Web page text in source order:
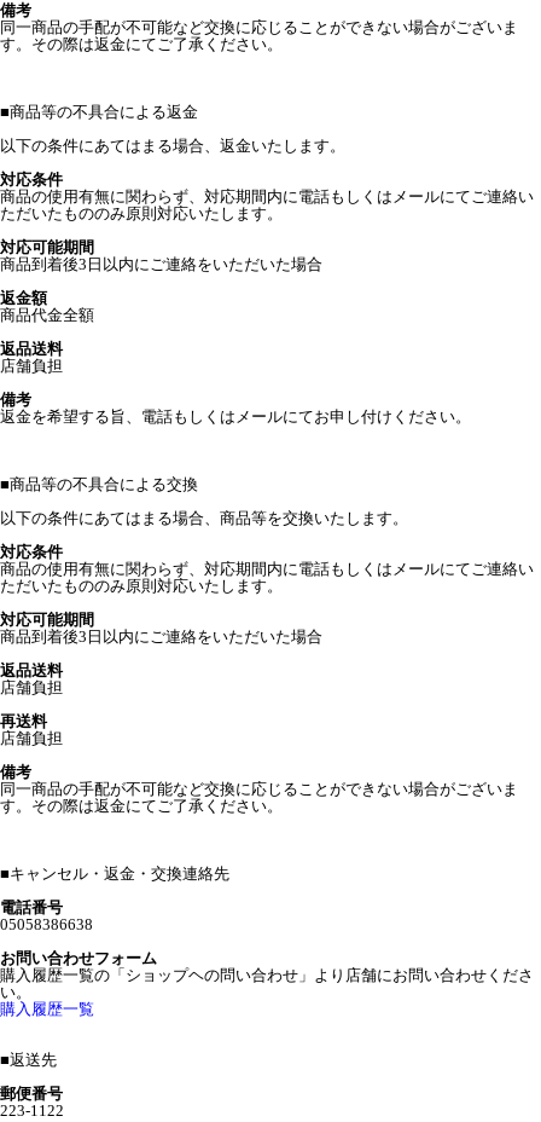
備考
同一商品の手配が不可能など交換に応じることができない場合がございま
す。その際は返金にてご了承ください。
■商品等の不具合による返金
以下の条件にあてはまる場合、返金いたします。
対応条件
商品の使用有無に関わらず、対応期間内に電話もしくはメールにてご連絡い
ただいたもののみ原則対応いたします。
対応可能期間
商品到着後3日以内にご連絡をいただいた場合
返金額
商品代金全額
返品送料
店舗負担
備考
返金を希望する旨、電話もしくはメールにてお申し付けください。
■商品等の不具合による交換
以下の条件にあてはまる場合、商品等を交換いたします。
対応条件
商品の使用有無に関わらず、対応期間内に電話もしくはメールにてご連絡い
ただいたもののみ原則対応いたします。
対応可能期間
商品到着後3日以内にご連絡をいただいた場合
返品送料
店舗負担
再送料
店舗負担
備考
同一商品の手配が不可能など交換に応じることができない場合がございま
す。その際は返金にてご了承ください。
■キャンセル・返金・交換連絡先
電話番号
05058386638
お問い合わせフォーム
購入履歴一覧の「ショップヘの問い合わせ」より店舗にお問い合わせくださ
い。
購入履歴一覧
■返送先
郵便番号
223-1122